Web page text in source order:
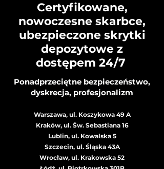
Certyfikowane,
nowoczesne skarbce,
ubezpieczone skrytki
depozytowe z
dostępem 24/7
Ponadprzeciętne bezpieczeństwo,
dyskrecja, profesjonalizm
Warszawa, ul. Koszykowa 49 A
Kraków, ul. Św. Sebastiana 16
Lublin, ul. Kowalska 5
Szczecin, ul. Śląska 43A
Wrocław, ul. Krakowska 52